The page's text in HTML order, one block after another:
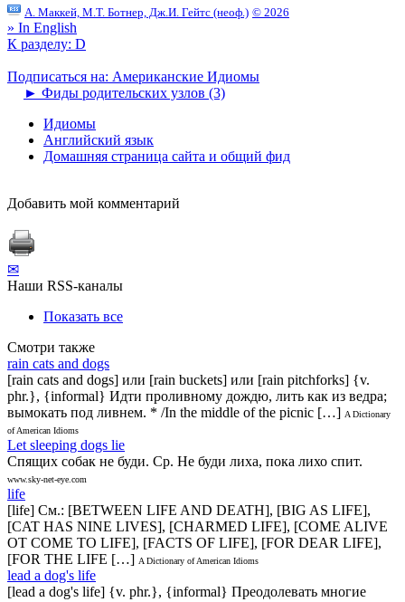
А. Маккей, М.Т. Ботнер, Дж.И. Гейтс (неоф.) © 2026
» In English
К разделу: D
Подписаться на: Американские Идиомы
► Фиды родительских узлов (3)
Идиомы
Английский язык
Домашняя страница сайта и общий фид
Добавить мой комментарий
✉
Наши RSS-каналы
Показать все
Смотри также
rain cats and dogs
[rain cats and dogs] или [rain buckets] или [rain pitchforks] {v.
phr.}, {informal} Идти проливному дождю, лить как из ведра;
вымокать под ливнем. * /In the middle of the picnic […] A Dictionary
of American Idioms
Let sleeping dogs lie
Спящих собак не буди. Ср. Не буди лиха, пока лихо спит.
www.sky-net-eye.com
life
[life] См.: [BETWEEN LIFE AND DEATH], [BIG AS LIFE],
[CAT HAS NINE LIVES], [CHARMED LIFE], [COME ALIVE
OT COME TO LIFE], [FACTS OF LIFE], [FOR DEAR LIFE],
[FOR THE LIFE […] A Dictionary of American Idioms
lead a dog's life
[lead a dog's life] {v. phr.}, {informal} Преодолевать многие